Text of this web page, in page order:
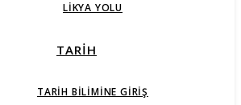
LIKYA YOLU
TARİH
TARIH BILIMINE GIRIŞ